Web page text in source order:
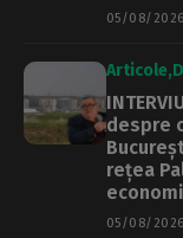
05/08/2026
Articole
despre
rețea
05/08/2026